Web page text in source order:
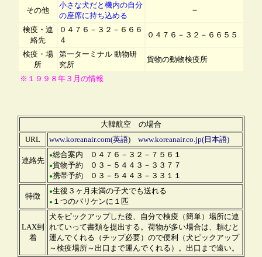
その他
小さな犬だと機内の自分
の座席に持ち込める
－
検疫・連
絡先
０４７６－３２－６６６
４
０４７６－３２－６６５５
検疫・場
所
第一ターミナル 動物研
究所
貨物の動物検疫所
※１９９８年３月の情報
大韓航空 の場合
URL
www.koreanair.com(英語) www.koreanair.co.jp(日本語)
連絡先
●総合案内 ０４７６－３２－７５６１
●貨物予約 ０３－５４４３－３３７７
●携帯予約 ０３－５４４３－３３１１
特徴
●生後３ヶ月未満の子犬でも送れる
● １つのバリケンに１匹
LAX到
着
犬をピックアップした後、自分で検疫（簡単）場所に連
れていって書類を提出する。荷物が多い場合は、頼むと
運んでくれる（チップ必要）ので便利（犬ピックアップ
～検疫場所～出口まで運んでくれる）。出口まで遠い。